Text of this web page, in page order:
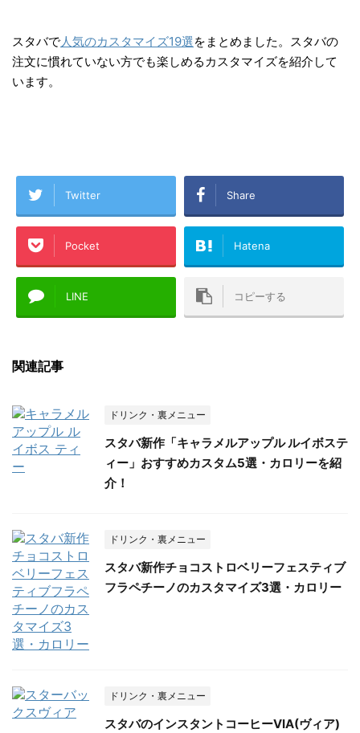
スタバで人気のカスタマイズ19選をまとめました。 スタバの
注文に慣れていない方でも楽しめるカスタマイズを紹介 して
います。
Twitter Share
Pocket Hatena
LINE コピーする
関連記事
ドリンク・裏メニュー
スタバ新作「キャラメルアップル ルイボステ
ィー」おすすめカスタム5選・カロリーを紹
介！
ドリンク・裏メニュー
スタバ新作チョコストロベリーフェスティブ
フラペチーノのカスタマイズ3選・カロリー
ドリンク・裏メニュー
スタバのインスタントコーヒーVIA(ヴィア)